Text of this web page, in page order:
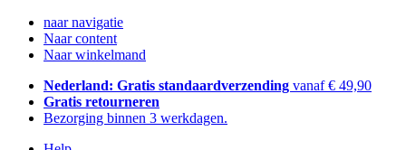
naar navigatie
Naar content
Naar winkelmand
Nederland: Gratis standaardverzending vanaf € 49,90
Gratis retourneren
Bezorging binnen 3 werkdagen.